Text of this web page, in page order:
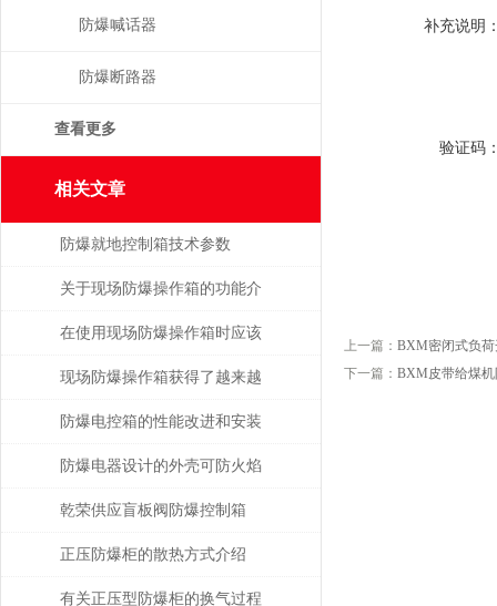
补充说明
验证码
上一篇： BXM密闭式负
下一篇： BXM皮带给煤
防爆喊话器
防爆断路器
查看更多
相关文章
防爆就地控制箱技术参数
关于现场防爆操作箱的功能介
绍
在使用现场防爆操作箱时应该
注意什么事项呢？
现场防爆操作箱获得了越来越
广泛的应用
防爆电控箱的性能改进和安装
介绍
防爆电器设计的外壳可防火焰
乾荣供应盲板阀防爆控制箱
正压防爆柜的散热方式介绍
有关正压型防爆柜的换气过程